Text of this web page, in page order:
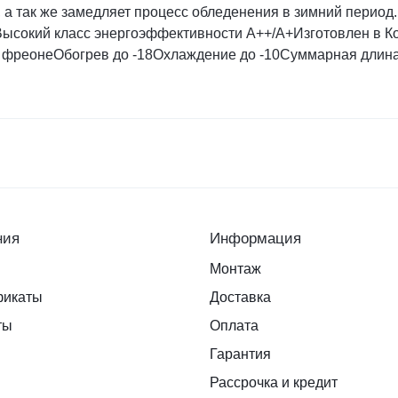
так же замедляет процесс обледенения в зимний
класс энергоэффективности А++/А+Изготовлен в
фреонеОбогрев до -18Охлаждение до -10Суммарная
Информация
Монтаж
Доставка
Оплата
Гарантия
Рассрочка и кредит